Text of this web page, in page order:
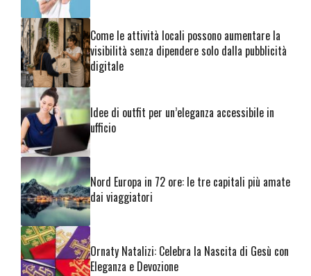
Come le attività locali possono aumentare la
visibilità senza dipendere solo dalla pubblicità
digitale
Idee di outfit per un’eleganza accessibile in
ufficio
Nord Europa in 72 ore: le tre capitali più amate
dai viaggiatori
Ornaty Natalizi: Celebra la Nascita di Gesù con
Eleganza e Devozione